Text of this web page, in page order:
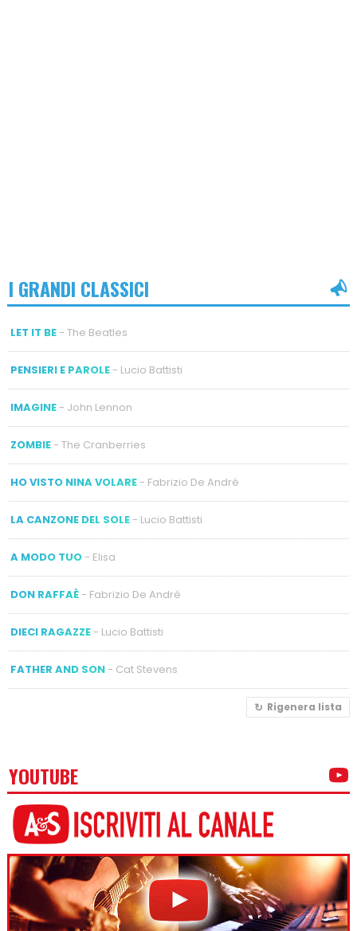
I GRANDI CLASSICI
LET IT BE- The Beatles
PENSIERI E PAROLE- Lucio Battisti
IMAGINE- John Lennon
ZOMBIE- The Cranberries
HO VISTO NINA VOLARE- Fabrizio De André
LA CANZONE DEL SOLE- Lucio Battisti
A MODO TUO- Elisa
DON RAFFAÈ- Fabrizio De André
DIECI RAGAZZE- Lucio Battisti
FATHER AND SON- Cat Stevens
Rigenera lista
YOUTUBE